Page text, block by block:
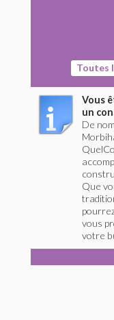
Toutes
Vous
un
De
Que
vous
votre